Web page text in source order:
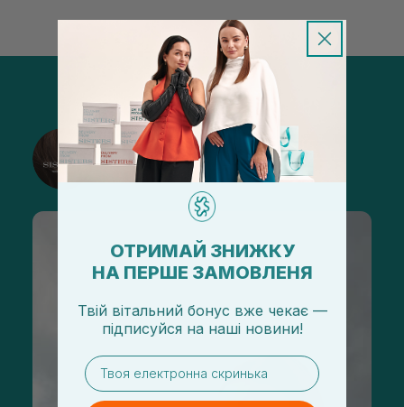
@sisters_stelmakh в Instagram
Подписаться
ОТРИМАЙ ЗНИЖКУ
НА ПЕРШЕ ЗАМОВЛЕНЯ
Твій вітальний бонус вже чекає —
підписуйся на наші новини!
email